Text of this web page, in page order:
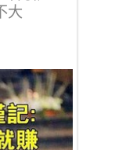
大